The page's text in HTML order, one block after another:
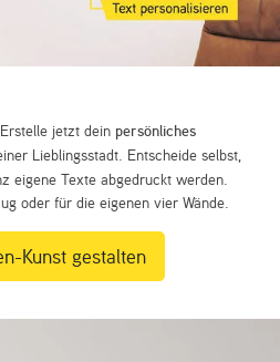
jetzt dein persönliches
Lieblingsstadt. Entscheide selbst,
eigene Texte abgedruckt werden.
oder für die eigenen vier Wände.
Kunst gestalten